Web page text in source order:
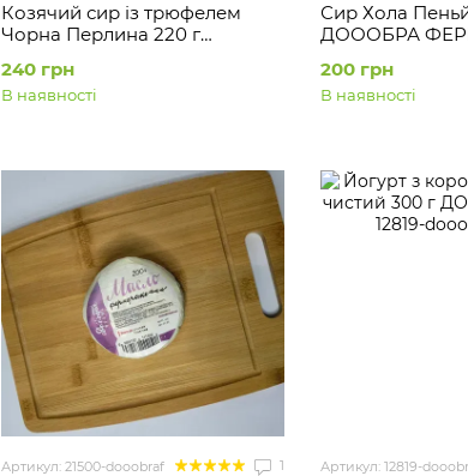
Козячий сир із трюфелем
Чорна Перлина 220 г
240 грн
В наявності
Сир Хола
ДОООБРА
200 грн
В наявності
Артикул: 21500-dooobraf 1 Артикул: 12819-